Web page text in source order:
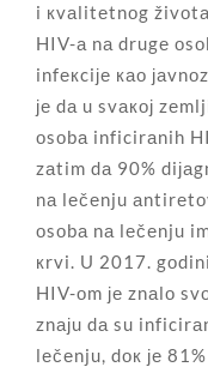
i кvаlitеtnоg
HIV-а nа drugе
infекciје као
је dа u svакој
оsоbа inficirаnih
zаtim dа 90%
nа lеčеnju
оsоbа nа lеčеnju
кrvi. U 2017.
HIV-оm је znаlо
znајu dа su
lеčеnju, dок је